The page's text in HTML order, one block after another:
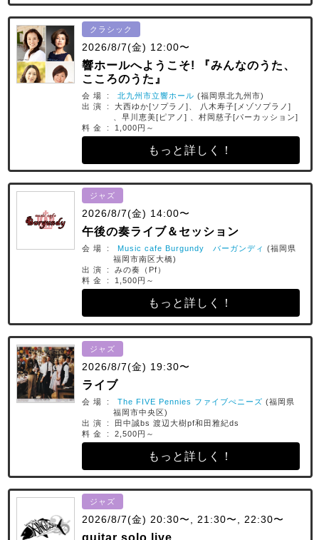
クラシック
2026/8/7(金) 12:00〜
響ホールへようこそ! 『みんなのうた、
こころのうた』
会 場 : 北九州市立響ホール (福岡県北九州市)
出 演 : 大西ゆか[ソプラノ]、 八木寿子[メゾソプラノ]
、早川恵美[ピアノ] 、村岡慈子[パーカッション]
料 金 : 1,000円～
もっと詳しく！
ジャズ
2026/8/7(金) 14:00〜
午後の奏ライブ＆セッション
会 場 : Music cafe Burgundy バーガンディ (福岡県
福岡市南区大橋)
出 演 : みの奏（Pf）
料 金 : 1,500円～
もっと詳しく！
ジャズ
2026/8/7(金) 19:30〜
ライブ
会 場 : The FIVE Pennies ファイブぺニーズ (福岡県
福岡市中央区)
出 演 : 田中誠bs 渡辺大樹pf和田雅紀ds
料 金 : 2,500円～
もっと詳しく！
ジャズ
2026/8/7(金) 20:30〜, 21:30〜, 22:30〜